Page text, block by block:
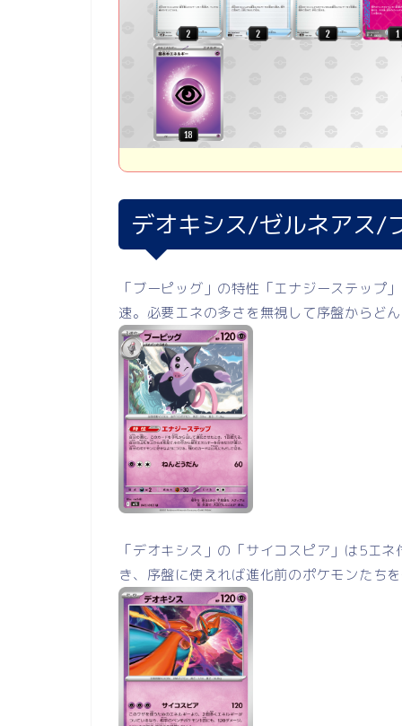
デオキシス/ゼルネアス/
「ブーピッグ」の特性「エナジーステップ
速。必要エネの多さを無視して序盤からど
「デオキシス」の「サイコスピア」は5エ
き、序盤に使えれば進化前のポケモンたち